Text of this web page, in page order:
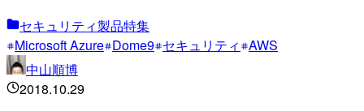
セキュリティ製品特集
Microsoft Azure Dome9 セキュリティ AWS
中山順博
2018.10.29